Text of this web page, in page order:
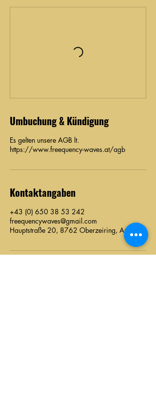
Umbuchung & Kündigung
Es gelten unsere AGB lt.
https://www.freequency-waves.at/agb
Kontaktangaben
+43 (0) 650 38 53 242
freequencywaves@gmail.com
Hauptstraße 20, 8762 Oberzeiring, Austria